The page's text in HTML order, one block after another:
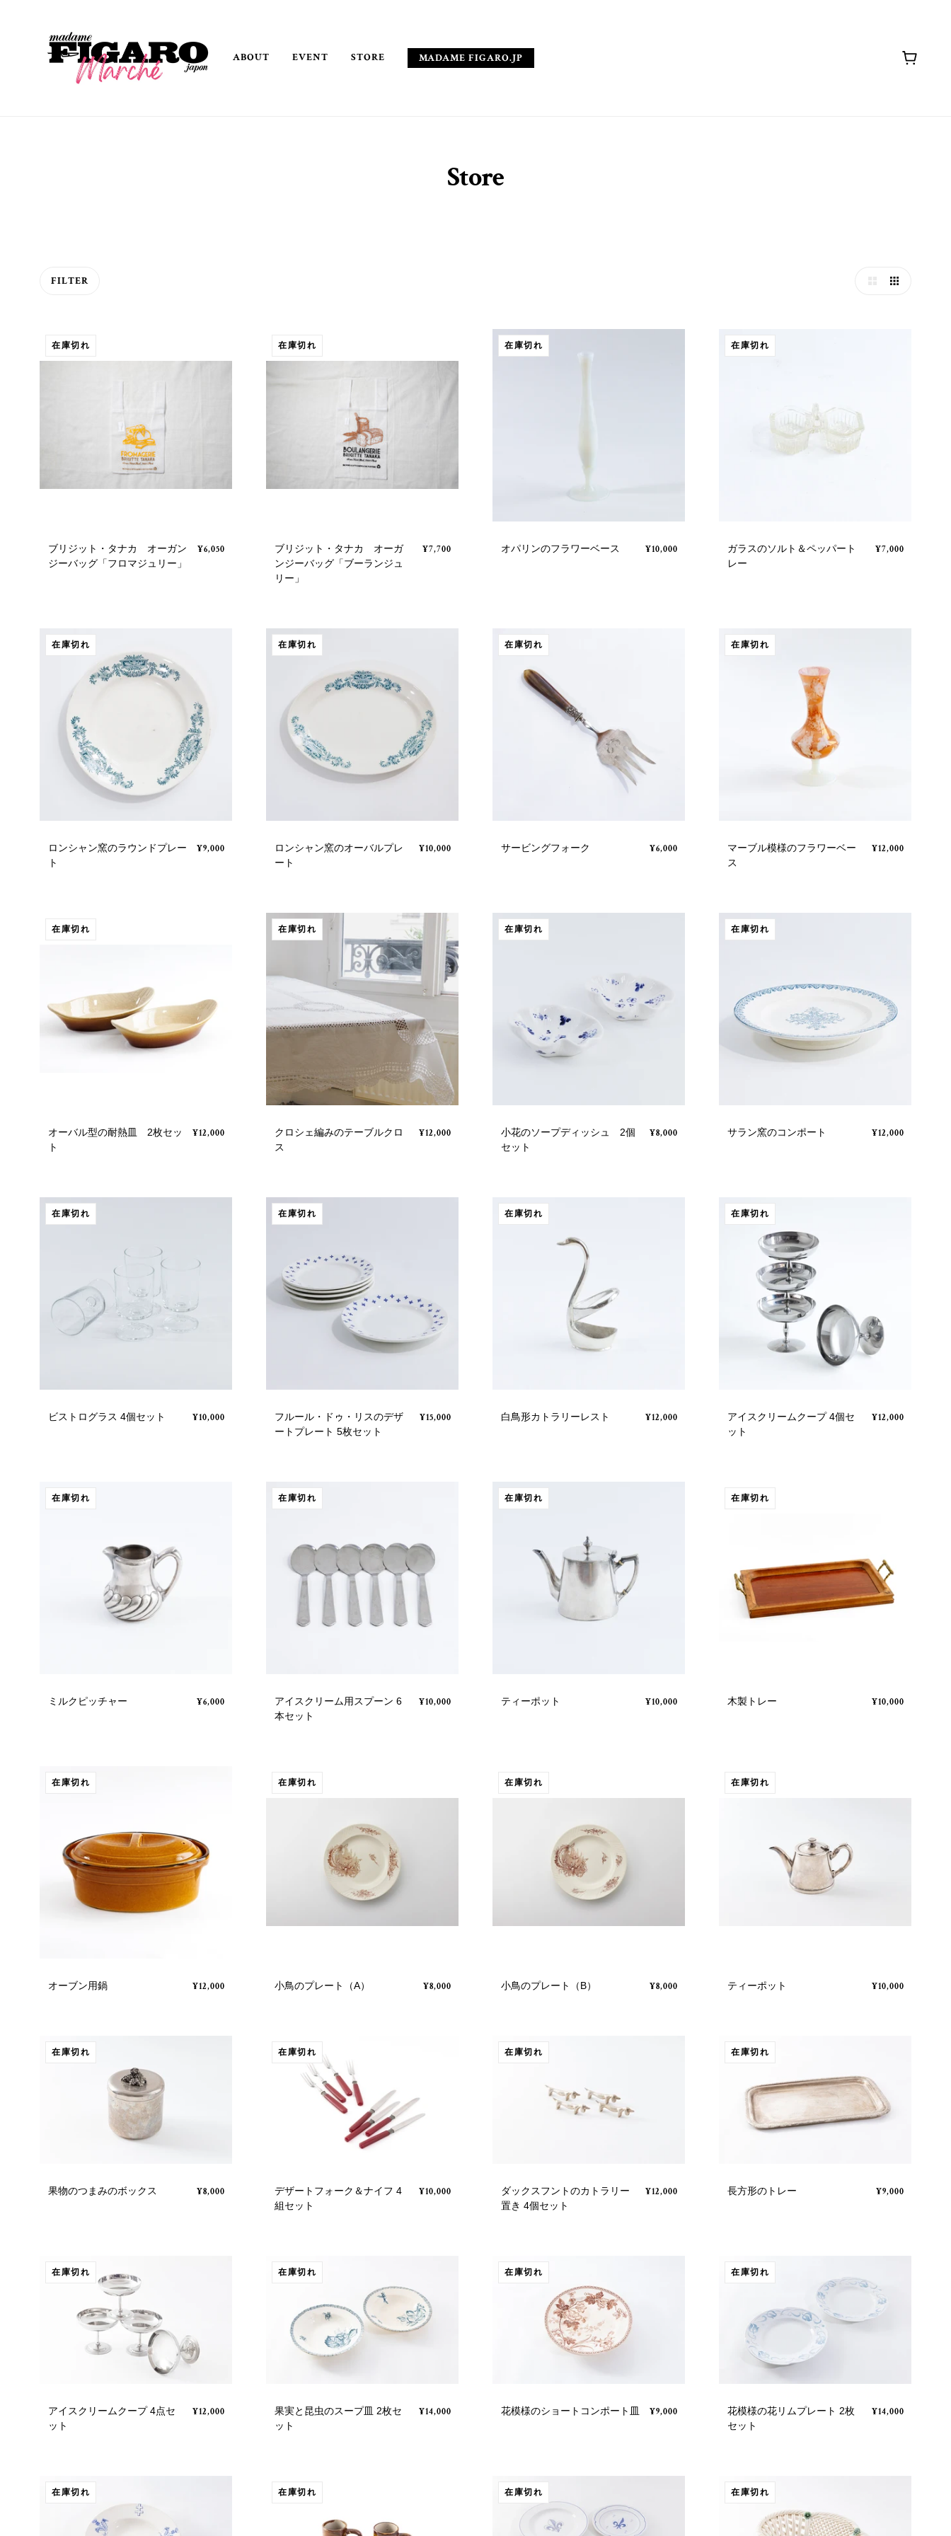
ABOUT EVENT STORE MADAME FIGARO.JP
Store
FILTER
在庫切れ
ブリジット・タナカ オーガン
ジーバッグ「フロマジュリー」
¥6,050
在庫切れ
ブリジット・タナカ オーガ
ンジーバッグ「ブーランジュ
リー」
¥7,700
在庫切れ
オパリンのフラワーベース ¥10,000
在庫切れ
ガラスのソルト＆ペッパート
レー
¥7,000
在庫切れ
ロンシャン窯のラウンドプレー
ト
¥9,000
在庫切れ
ロンシャン窯のオーバルプレ
ート
¥10,000
在庫切れ
サービングフォーク ¥6,000
在庫切れ
マーブル模様のフラワーベー
ス
¥12,000
在庫切れ
オーバル型の耐熱皿 2枚セッ
ト
¥12,000
在庫切れ
クロシェ編みのテーブルクロ
ス
¥12,000
在庫切れ
小花のソープディッシュ 2個
セット
¥8,000
在庫切れ
サラン窯のコンポート ¥12,000
在庫切れ
ビストログラス 4個セット ¥10,000
在庫切れ
フルール・ドゥ・リスのデザ
ートプレート 5枚セット
¥15,000
在庫切れ
白鳥形カトラリーレスト ¥12,000
在庫切れ
アイスクリームクープ 4個セ
ット
¥12,000
在庫切れ
ミルクピッチャー ¥6,000
在庫切れ
アイスクリーム用スプーン 6
本セット
¥10,000
在庫切れ
ティーポット ¥10,000
在庫切れ
木製トレー ¥10,000
在庫切れ
オーブン用鍋 ¥12,000
在庫切れ
小鳥のプレート（A） ¥8,000
在庫切れ
小鳥のプレート（B） ¥8,000
在庫切れ
ティーポット ¥10,000
在庫切れ
果物のつまみのボックス ¥8,000
在庫切れ
デザートフォーク＆ナイフ 4
組セット
¥10,000
在庫切れ
ダックスフントのカトラリー
置き 4個セット
¥12,000
在庫切れ
長方形のトレー ¥9,000
在庫切れ
アイスクリームクープ 4点セ
ット
¥12,000
在庫切れ
果実と昆虫のスープ皿 2枚セ
ット
¥14,000
在庫切れ
花模様のショートコンポート皿 ¥9,000
在庫切れ
花模様の花リムプレート 2枚
セット
¥14,000
在庫切れ 在庫切れ 在庫切れ 在庫切れ